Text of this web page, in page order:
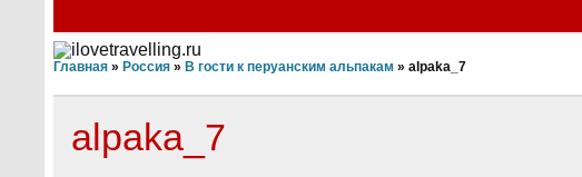
Главная »Россия »В гости к перуанским альпакам »alpaka_7
alpaka_7